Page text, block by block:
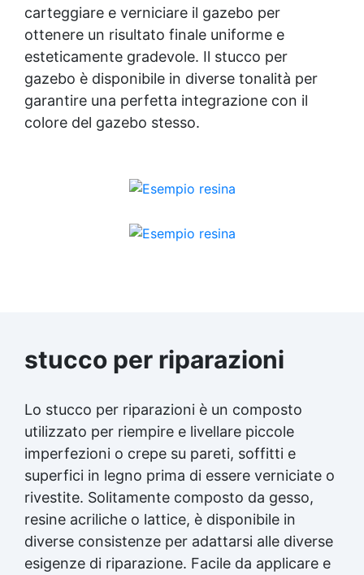
carteggiare e verniciare il gazebo per
ottenere un risultato finale uniforme e
esteticamente gradevole. Il stucco per
gazebo è disponibile in diverse tonalità per
garantire una perfetta integrazione con il
colore del gazebo stesso.
stucco per riparazioni
Lo stucco per riparazioni è un composto
utilizzato per riempire e livellare piccole
imperfezioni o crepe su pareti, soffitti e
superfici in legno prima di essere verniciate o
rivestite. Solitamente composto da gesso,
resine acriliche o lattice, è disponibile in
diverse consistenze per adattarsi alle diverse
esigenze di riparazione. Facile da applicare e